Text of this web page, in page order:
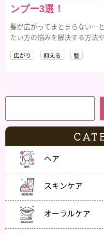
ンプー3選！
髪が広がってまとまらない…
たい方の悩みを解決する方法
広がり 抑える 髪
検索
ヘア
スキンケア
オーラルケア